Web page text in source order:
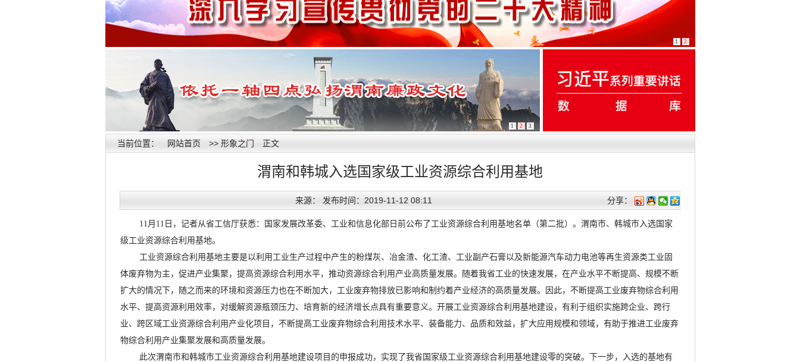
1 2
1 2 3
当前位置： 网站首页 >> 形象之门 正文
渭南和韩城入选国家级工业资源综合利用基地
来源： 发布时间：2019-11-12 08:11 分享：
11月11日，记者从省工信厅获悉：国家发展改革委、工业和信息化部日前公布了工业资源综合利用基地名单（第二批）。渭南市、韩城市入选国家
级工业资源综合利用基地。
工业资源综合利用基地主要是以利用工业生产过程中产生的粉煤灰、冶金渣、化工渣、工业副产石膏以及新能源汽车动力电池等再生资源类工业固
体废弃物为主，促进产业集聚，提高资源综合利用水平，推动资源综合利用产业高质量发展。随着我省工业的快速发展，在产业水平不断提高、规模不断
扩大的情况下，随之而来的环境和资源压力也在不断加大，工业废弃物排放已影响和制约着产业经济的高质量发展。因此，不断提高工业废弃物综合利用
水平、提高资源利用效率，对缓解资源瓶颈压力、培育新的经济增长点具有重要意义。开展工业资源综合利用基地建设，有利于组织实施跨企业、跨行
业、跨区域工业资源综合利用产业化项目，不断提高工业废弃物综合利用技术水平、装备能力、品质和效益，扩大应用规模和领域，有助于推进工业废弃
物综合利用产业集聚发展和高质量发展。
此次渭南市和韩城市工业资源综合利用基地建设项目的申报成功，实现了我省国家级工业资源综合利用基地建设零的突破。下一步，入选的基地有